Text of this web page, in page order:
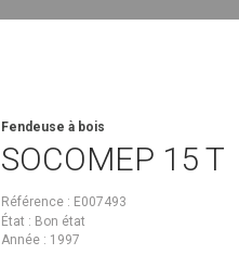
SOCOMEP 15 T
Fendeuse à bois
Référence
E007493
État
Bon état
Année
1997